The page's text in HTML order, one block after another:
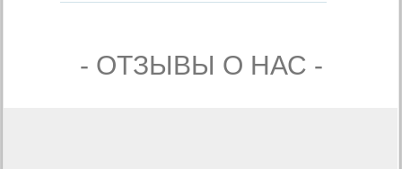
- ОТЗЫВЫ О НАС -